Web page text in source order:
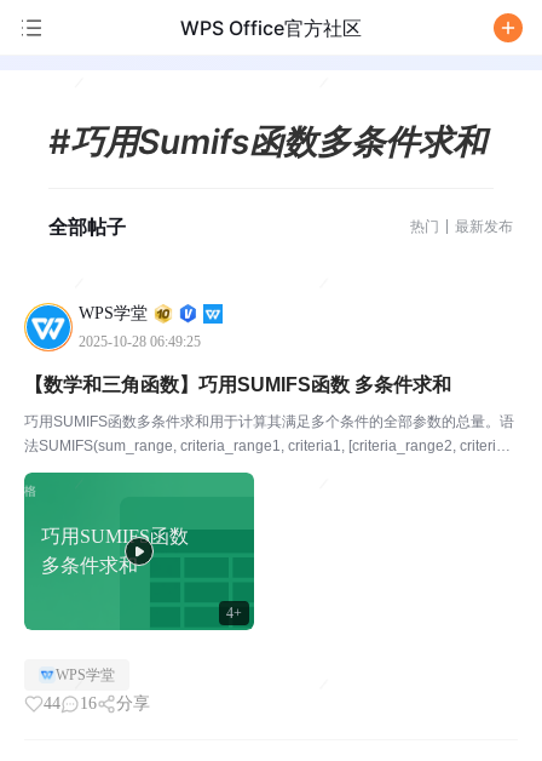
WPS Office官方社区
#巧用Sumifs函数多条件求和
全部帖子 热门 最新发布
WPS学堂
2025-10-28 06:49:25
巧用SUMIFS函数
多条件求和
4+
【数学和三角函数】巧用SUMIFS函数 多条件求和
巧用SUMIFS函数多条件求和用于计算其满足多个条件的全部参数的总量。语
法SUMIFS(sum_range, criteria_range1, criteria1, [criteria_range2, criteria
2], ...)Sum_range ：...
WPS学堂
44 16 分享